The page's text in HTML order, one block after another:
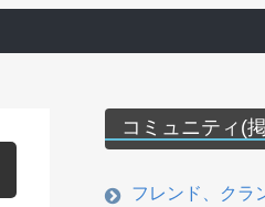
コミュニティ(
フレンド、クラ